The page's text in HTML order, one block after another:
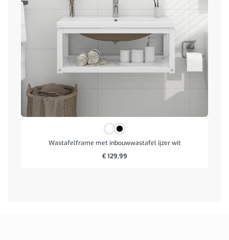
Wastafelframe met inbouwwastafel ijzer wit
€129,99